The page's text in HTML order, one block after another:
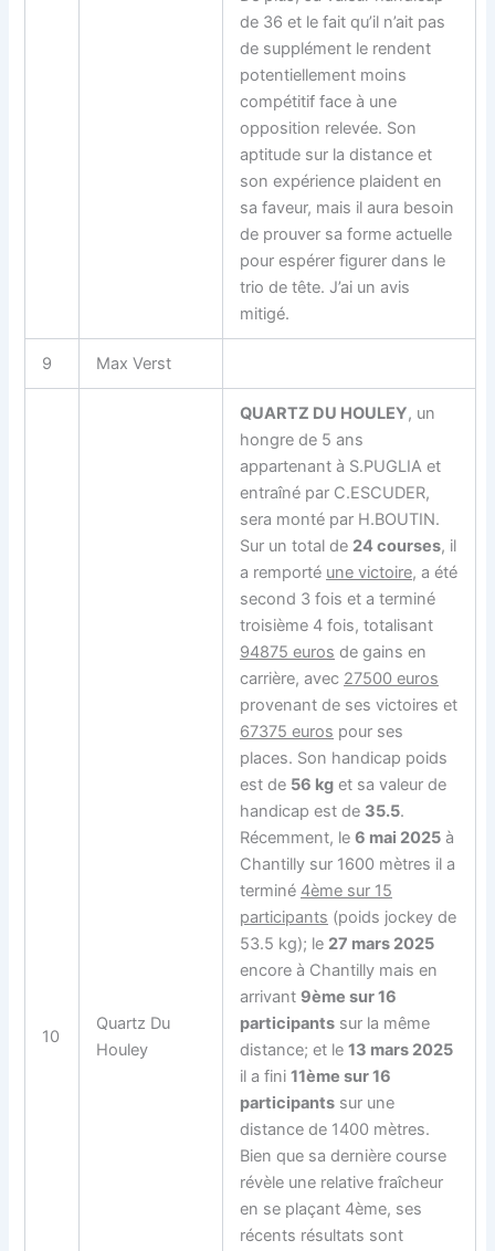
de 36 et le fait qu’il n’ait pas
de supplément le rendent
potentiellement moins
compétitif face à une
opposition relevée. Son
aptitude sur la distance et
son expérience plaident en
sa faveur, mais il aura besoin
de prouver sa forme actuelle
pour espérer figurer dans le
trio de tête. J’ai un avis
mitigé.
9 Max Verst
10
Quartz Du
Houley
QUARTZ DU HOULEY, un
hongre de 5 ans
appartenant à S.PUGLIA et
entraîné par C.ESCUDER,
sera monté par H.BOUTIN.
Sur un total de 24 courses, il
a remporté une victoire, a été
second 3 fois et a terminé
troisième 4 fois, totalisant
94875 euros de gains en
carrière, avec 27500 euros
provenant de ses victoires et
67375 euros pour ses
places. Son handicap poids
est de 56 kg et sa valeur de
handicap est de 35.5.
Récemment, le6 mai 2025 à
Chantilly sur 1600 mètres il a
terminé 4ème sur 15
participants (poids jockey de
53.5 kg); le 27 mars 2025
encore à Chantilly mais en
arrivant 9ème sur 16
participants sur la même
distance; et le13 mars 2025
il a fini11ème sur 16
participants sur une
distance de 1400 mètres.
Bien que sa dernière course
révèle une relative fraîcheur
en se plaçant 4ème, ses
récents résultats sont